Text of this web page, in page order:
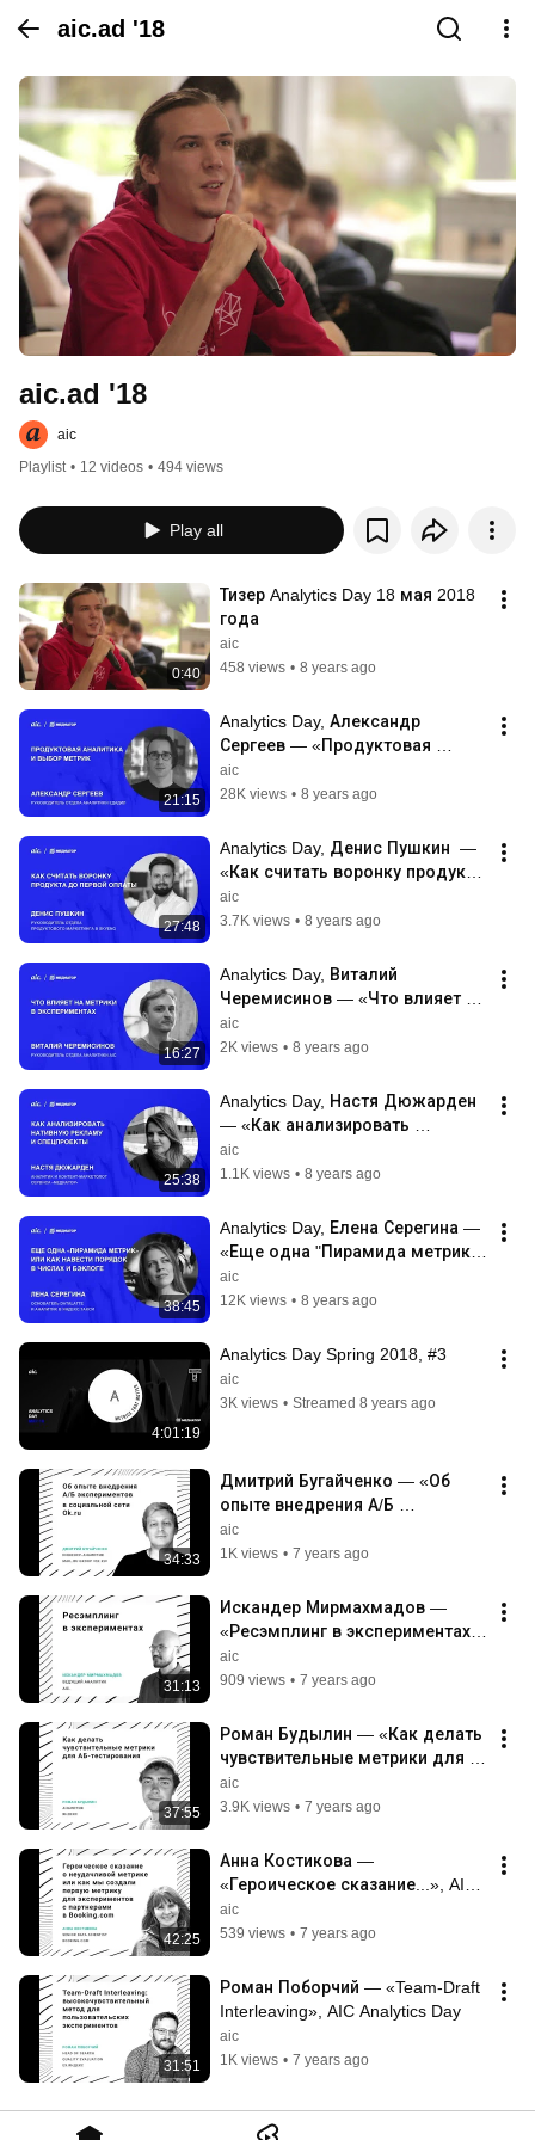
aic.ad '18
aic.ad '18
aic
Playlist • 12 videos • 494 views
Play all
0:40
Тизер Analytics Day 18 мая 2018
года
aic
458 views • 8 years ago
21:15
Analytics Day, Александр
Сергеев — «Продуктовая
аналитика и выбор метрик»
aic
28K views • 8 years ago
27:48
Analytics Day, Денис Пушкин  —
«Как считать воронку продукта
до первой оплаты»
aic
3.7K views • 8 years ago
16:27
Analytics Day, Виталий
Черемисинов — «Что влияет на
метрики в экспериментах»
aic
2K views • 8 years ago
25:38
Analytics Day, Настя Дюжарден
— «Как анализировать
нативную рекламу и
спецпроекты»
aic
1.1K views • 8 years ago
38:45
Analytics Day, Елена Серегина —
«Еще одна "Пирамида метрик"/
как навести порядок в числах и
бэклоге»
aic
12K views • 8 years ago
4:01:19
Analytics Day Spring 2018, #3
aic
3K views • Streamed 8 years ago
34:33
Дмитрий Бугайченко — «Об
опыте внедрения А/Б
экспериментов», AIC Analytics
Day
aic
1K views • 7 years ago
31:13
Искандер Мирмахмадов —
«Ресэмплинг в экспериментах»,
AIC Analytics Day
aic
909 views • 7 years ago
37:55
Роман Будылин — «Как делать
чувствительные метрики для
АБ-тестирования», AIC Analytics
Day
aic
3.9K views • 7 years ago
42:25
Анна Костикова —
«Героическое сказание...», AIC
Design Day
aic
539 views • 7 years ago
31:51
Роман Поборчий — «Team-Draft
Interleaving», AIC Analytics Day
aic
1K views • 7 years ago